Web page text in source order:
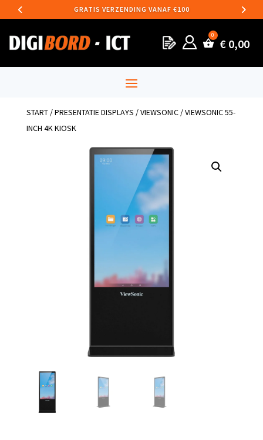
GRATIS VERZENDING VANAF €100
€0,00
START/PRESENTATIE DISPLAYS /VIEWSONIC/ VIEWSONIC 55-
INCH 4K KIOSK